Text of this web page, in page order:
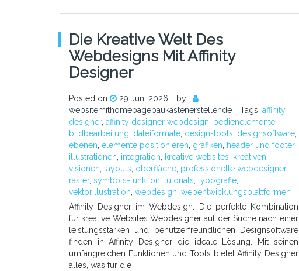
Die Kreative Welt Des
Webdesigns Mit Affinity
Designer
Posted on 29 Juni 2026
by :
websitemithomepagebaukastenerstellende
Tags: affinity
designer, affinity designer webdesign bedienelemente
bildbearbeitung dateiformate design-tools designsoftware
ebenen elemente positionieren grafiken header und footer,
illustrationen integration kreative websites
kreativen
visionen
layouts oberfläche professionelle webdesigner,
raster, symbols-funktion tutorials typografie
vektorillustration webdesign webentwicklungsplattformen
Affinity Designer im Webdesign: Die perfekte Kombination
für kreative Websites Webdesigner auf der Suche nach einer
leistungsstarken und benutzerfreundlichen Designsoftware
finden in Affinity Designer die ideale Lösung. Mit seinen
umfangreichen Funktionen und Tools bietet Affinity Designer
alles, was für die